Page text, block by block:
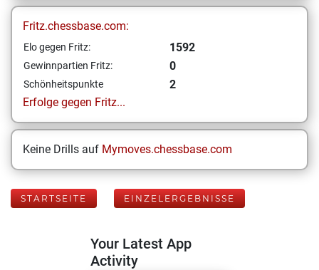
Fritz.chessbase.com:
Elo gegen Fritz: 1592
Gewinnpartien Fritz: 0
Schönheitspunkte
2
Erfolge gegen Fritz...
Keine Drills auf Mymoves.chessbase.com
STARTSEITE EINZELERGEBNISSE
Your Latest App
Activity